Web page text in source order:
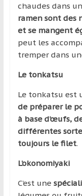
chaudes dans
ramen sont des
et se mangent
peut les
tremper dans
Le tonkatsu
Le tonkatsu est
de préparer le
à base d’œufs,
différentes
toujours le filet.
L’okonomiyaki
C’est une